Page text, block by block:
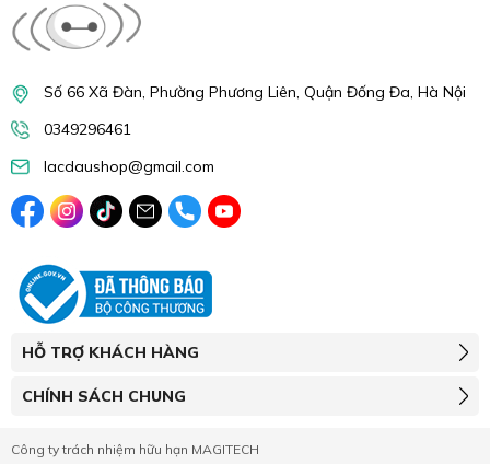
Số 66 Xã Đàn, Phường Phương Liên, Quận Đống Đa, Hà Nội
0349296461
lacdaushop@gmail.com
HỖ TRỢ KHÁCH HÀNG
CHÍNH SÁCH CHUNG
Công ty trách nhiệm hữu hạn MAGITECH